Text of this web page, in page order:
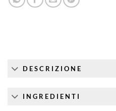
DESCRIZIONE
INGREDIENTI